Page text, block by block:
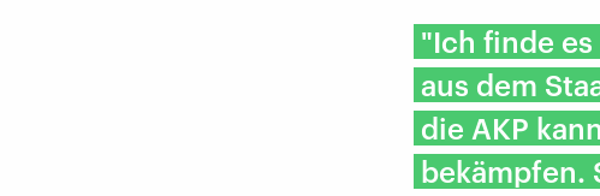
"Ich finde
aus dem
die AKP
bekämpfen.